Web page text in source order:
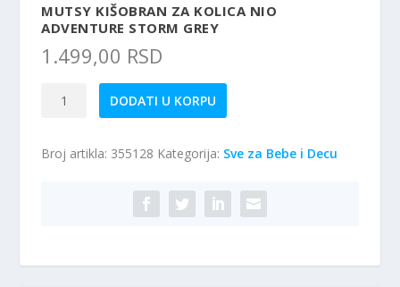
MUTSY KIŠOBRAN ZA KOLICA NIO
ADVENTURE STORM GREY
1.499,00 RSD
kolica
DODATI U KORPU
Broj artikla: 355128 Kategorija: Sve za Bebe i Decu